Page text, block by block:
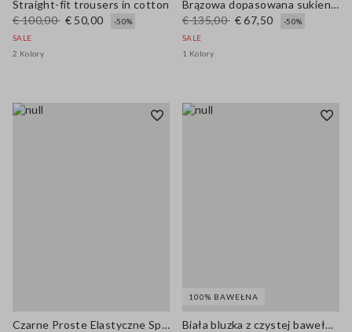
Straight-fit trousers in cotton
€ 100,00 € 50,00
-50%
SALE
2 Kolory
Brązowa dopasowana sukienka z elastycznego lnu i wiskozy
€ 135,00 € 67,50
-50%
SALE
1 Kolory
Czarne Proste Elastyczne Spodnie z Mieszanki Wełny
100% BAWEŁNA
Biała bluzka z czystej bawełny, regularny krój z dekoltem w serek